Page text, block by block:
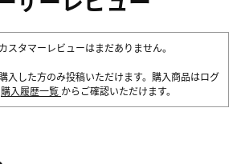
スタマーレビューはまだありません。
入した方のみ投稿いただけます。購入商品はログ
購入履歴一覧 からご確認いただけます。